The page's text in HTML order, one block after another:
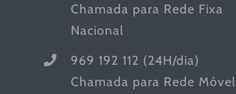
Chamada para Rede Fixa
Nacional
969 192 112 (24H/dia)
Chamada para Rede Móvel